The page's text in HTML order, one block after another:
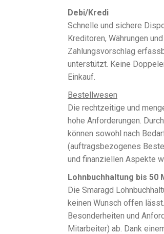
Debi/Kredi
Schnelle und sichere
Kreditoren, Währungen
Zahlungsvorschlag
unterstützt. Keine
Einkauf.
Bestellwesen
Die rechtzeitige und
hohe Anforderungen.
können sowohl nach
(auftragsbezogenes
und finanziellen Aspekte
Lohnbuchhaltung bis 50
Die Smaragd
keinen Wunsch offen
Besonderheiten und
Mitarbeiter) ab. Dank